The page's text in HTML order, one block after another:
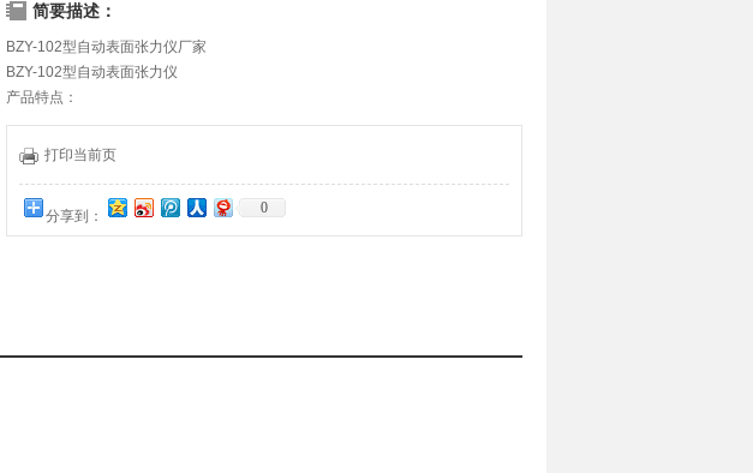
简要描述：
BZY-102型自动表面张力仪厂家
BZY-102型自动表面张力仪
产品特点：
1.铂金环测试原理；
2. 手动控制样品台升降；
4. 全量程清零，一键完成，瞬间归零，零位稳定无漂移；
5. 全量程自动校正数据准确可靠、重复性*；
打印当前页
分享到： 0